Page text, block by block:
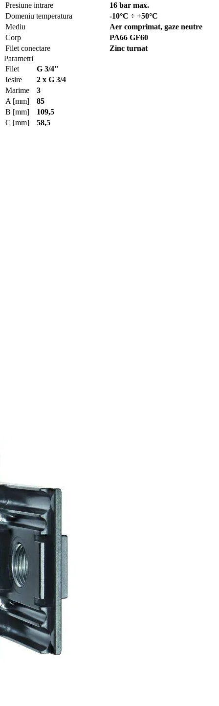
Presiune intrare
16 bar max.
Domeniu temperatura
-10°C ÷ +50°C
Mediu
Aer comprimat, gaze neutre
Corp
PA66 GF60
Filet conectare
Zinc turnat
Parametri
Filet
G 3/4"
Iesire
2 x G 3/4
Marime
3
A [mm]
85
B [mm]
109,5
C [mm]
58,5